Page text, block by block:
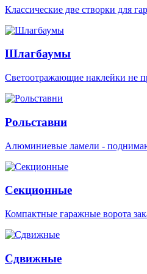
Классические две створки для
Шлагбаумы
Светоотражающие наклейки не
Рольставни
Алюминиевые ламели -
Секционные
Компактные гаражные ворота
Сдвижные